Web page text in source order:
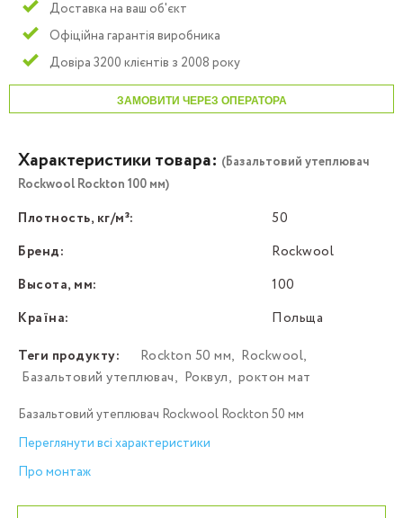
Доставка на ваш об'єкт
Офіційна гарантія виробника
Довіра 3200 клієнтів з 2008 року
ЗАМОВИТИ ЧЕРЕЗ ОПЕРАТОРА
Характеристики товара: (Базальтовий утеплювач
Rockwool Rockton 100 мм)
Плотность, кг/м³:
50
Бренд:
Rockwool
Высота, мм:
100
Країна:
Польща
Теги продукту:
Rockton 50 мм, Rockwool,
Базальтовий утеплювач, Роквул, роктон мат
Базальтовий утеплювач Rockwool Rockton 50 мм
Переглянути всі характеристики
Про монтаж